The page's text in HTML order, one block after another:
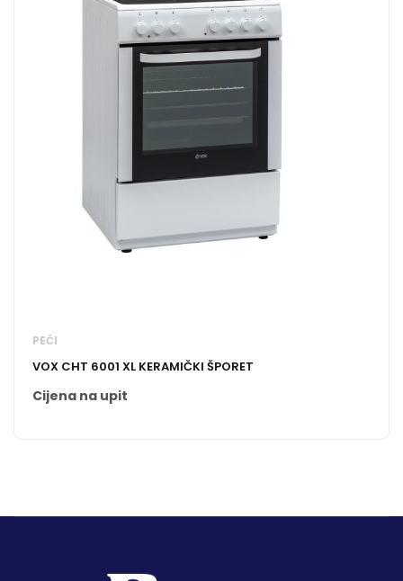
PEĆI
VOX CHT 6001 XL KERAMIČKI ŠPORET
Cijena na upit